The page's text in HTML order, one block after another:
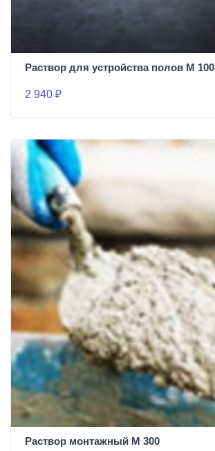
Раствор для устройства полов М 100
2 940 ₽
Раствор монтажный М 300